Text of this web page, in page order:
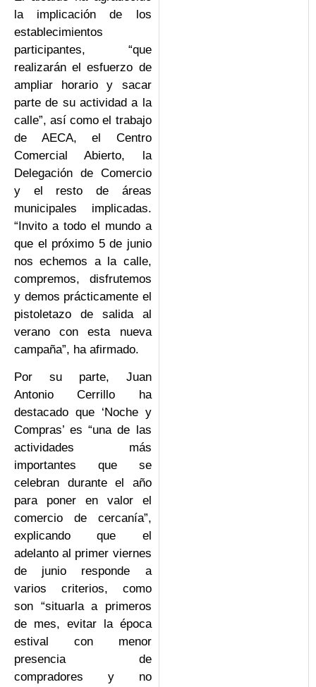
la implicación de los
establecimientos
participantes, “que
realizarán el esfuerzo de
ampliar horario y sacar
parte de su actividad a la
calle”, así como el trabajo
de AECA, el Centro
Comercial Abierto, la
Delegación de Comercio
y el resto de áreas
municipales implicadas.
“Invito a todo el mundo a
que el próximo 5 de junio
nos echemos a la calle,
compremos, disfrutemos
y demos prácticamente el
pistoletazo de salida al
verano con esta nueva
campaña”, ha afirmado.
Por su parte, Juan
Antonio Cerrillo ha
destacado que ‘Noche y
Compras’ es “una de las
actividades más
importantes que se
celebran durante el año
para poner en valor el
comercio de cercanía”,
explicando que el
adelanto al primer viernes
de junio responde a
varios criterios, como
son “situarla a primeros
de mes, evitar la época
estival con menor
presencia de
compradores y no